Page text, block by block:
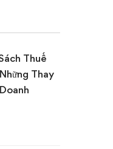
Thuế
Thay